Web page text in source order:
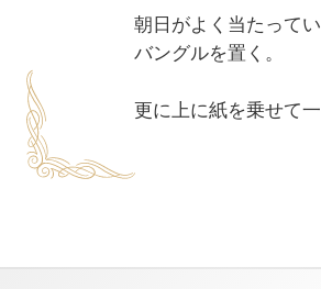
朝日がよく当たって
バングルを置く。